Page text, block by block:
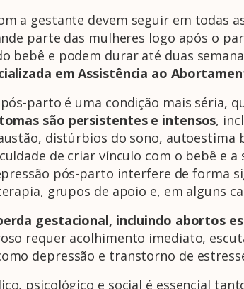
a gestante devem seguir em
parte das mulheres logo após o
bebê e podem durar até duas
em Assistência ao
pós-parto é uma condição mais
são persistentes e intensos,
distúrbios do sono, autoestima
de criar vínculo com o bebê e
pós-parto interfere de forma
grupos de apoio e, em alguns
gestacional, incluindo abortos
requer acolhimento imediato,
depressão e transtorno de
psicológico e social é essencial